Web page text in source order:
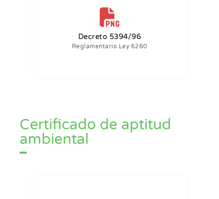
Decreto 5394/96
Reglamentario Ley 6260
Certificado de aptitud
ambiental